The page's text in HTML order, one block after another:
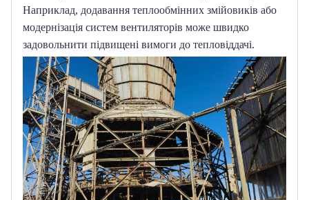
Наприклад, додавання теплообмінних змійовиків або
модернізація систем вентиляторів може швидко
задовольнити підвищені вимоги до тепловіддачі.